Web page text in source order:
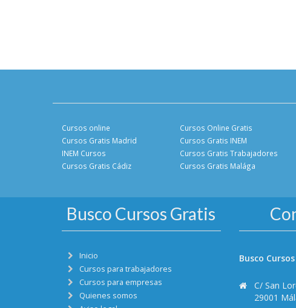
Cursos online
Cursos Gratis Madrid
INEM Cursos
Cursos Gratis Cádiz
Cursos Online Gratis
Cursos Gratis INEM
Cursos Gratis Trabajadores
Cursos Gratis Malága
Busco Cursos Gratis
Inicio
Cursos para trabajadores
Cursos para empresas
Quienes somos
Busco
C/ San
29001